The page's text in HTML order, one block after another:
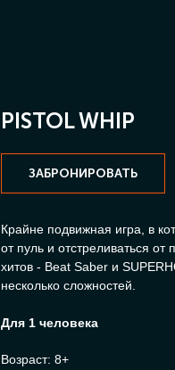
PISTOL WHIP
ЗАБРОНИРОВАТЬ
Крайне подвижная игра, в
от пуль и отстреливаться
хитов - Beat Saber и
несколько сложностей.
Для 1 человека
Возраст: 8+